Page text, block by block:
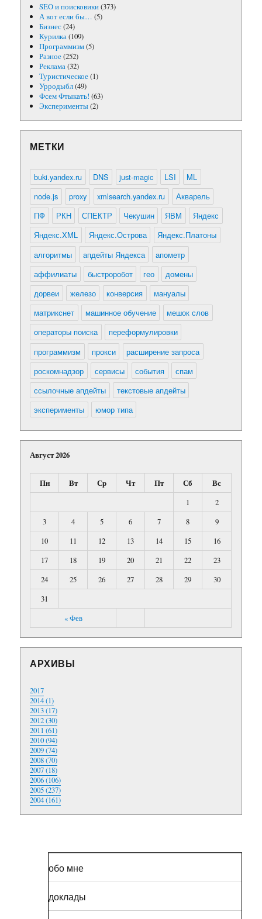
SEO и поисковики(373)
А вот если бы… (5)
Бизнес(24)
Курилка(109)
Программизм(5)
Разное(252)
Реклама(32)
Туристическое(1)
Урродыбл(49)
Фсем Фтыкать! (63)
Эксперименты(2)
МЕТКИ
buki.yandex.ru DNS just-magic LSI
ML
node.js
proxy xmlsearch.yandex.ru
Акварель
ПФ
РКН СПЕКТР Чекушин ЯВМ
Яндекс
Яндекс.XML
Яндекс.Острова
Яндекс.Платоны
алгоритмы
апдейты Яндекса
апометр
аффилиаты
быстроробот гео
домены
дорвеи
железо конверсия
мануалы
матрикснет
машинное обучение
мешок слов
операторы поиска
переформулировки
программизм
прокси
расширение запроса
роскомнадзор
сервисы события
спам
ссылочные апдейты
текстовые апдейты
эксперименты
юмор типа
Август 2026
Пн Вт Ср Чт Пт Сб Вс
« Фев
1
2
3
4 5 6 7 8
9
10
11 12 13 14 15
16
17
18 19 20 21 22
23
24
25 26 27 28 29
30
31
АРХИВЫ
2017
2014 (1)
2013 (17)
2012 (30)
2011 (61)
2010 (94)
2009 (74)
2008 (70)
2007 (18)
2006 (106)
2005 (237)
2004 (161)
обо мне
доклады